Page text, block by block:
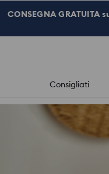
CONSEGNA
Consigliati